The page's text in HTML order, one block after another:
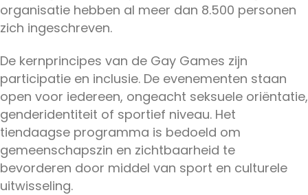
organisatie hebben al meer dan 8.500 personen
zich ingeschreven.
De kernprincipes van de Gay Games zijn
participatie en inclusie. De evenementen staan
open voor iedereen, ongeacht seksuele oriëntatie,
genderidentiteit of sportief niveau. Het
tiendaagse programma is bedoeld om
gemeenschapszin en zichtbaarheid te
bevorderen door middel van sport en culturele
uitwisseling.